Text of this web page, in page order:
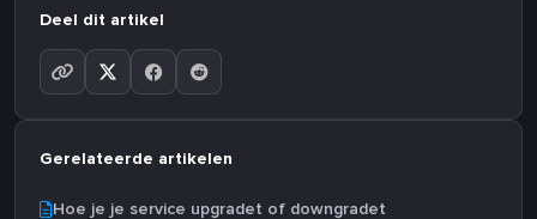
Deel dit artikel
Gerelateerde artikelen
Hoe je je service upgradet of downgradet